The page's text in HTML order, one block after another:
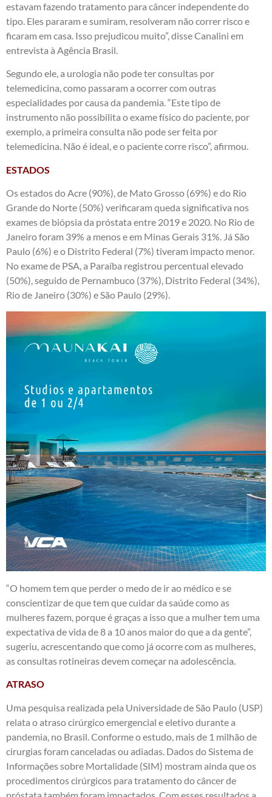
estavam fazendo tratamento para câncer independente do
tipo. Eles pararam e sumiram, resolveram não correr risco e
ficaram em casa. Isso prejudicou muito”, disse Canalini em
entrevista à Agência Brasil.
Segundo ele, a urologia não pode ter consultas por
telemedicina, como passaram a ocorrer com outras
especialidades por causa da pandemia. “Este tipo de
instrumento não possibilita o exame físico do paciente, por
exemplo, a primeira consulta não pode ser feita por
telemedicina. Não é ideal, e o paciente corre risco”, afirmou.
ESTADOS
Os estados do Acre (90%), de Mato Grosso (69%) e do Rio
Grande do Norte (50%) verificaram queda significativa nos
exames de biópsia da próstata entre 2019 e 2020. No Rio de
Janeiro foram 39% a menos e em Minas Gerais 31%. Já São
Paulo (6%) e o Distrito Federal (7%) tiveram impacto menor.
No exame de PSA, a Paraíba registrou percentual elevado
(50%), seguido de Pernambuco (37%), Distrito Federal (34%),
Rio de Janeiro (30%) e São Paulo (29%).
“O homem tem que perder o medo de ir ao médico e se
conscientizar de que tem que cuidar da saúde como as
mulheres fazem, porque é graças a isso que a mulher tem uma
expectativa de vida de 8 a 10 anos maior do que a da gente”,
sugeriu, acrescentando que como já ocorre com as mulheres,
as consultas rotineiras devem começar na adolescência.
ATRASO
Uma pesquisa realizada pela Universidade de São Paulo (USP)
relata o atraso cirúrgico emergencial e eletivo durante a
pandemia, no Brasil. Conforme o estudo, mais de 1 milhão de
cirurgias foram canceladas ou adiadas. Dados do Sistema de
Informações sobre Mortalidade (SIM) mostram ainda que os
procedimentos cirúrgicos para tratamento do câncer de